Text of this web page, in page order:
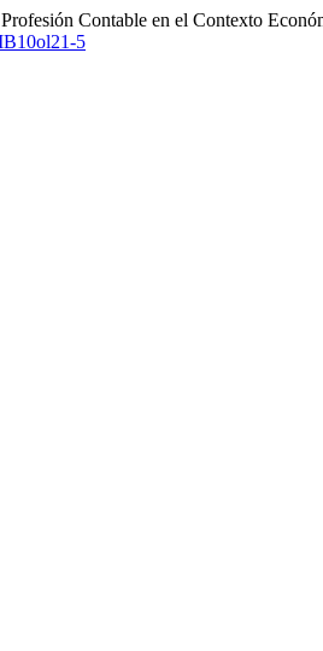
Contable en el Contexto
5